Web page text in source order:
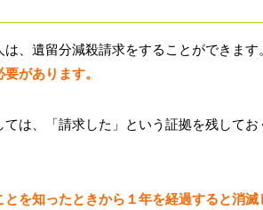
、遺留分減殺請求をすることができます
があります。
は、「請求した」という証拠を残してお
を知ったときから１年を経過すると消滅